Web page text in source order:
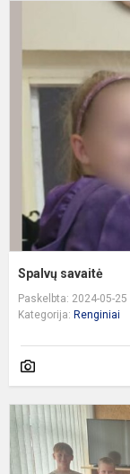
Spalvų savaitė
Paskelbta: 2024-05-25
Kategorija: Renginiai